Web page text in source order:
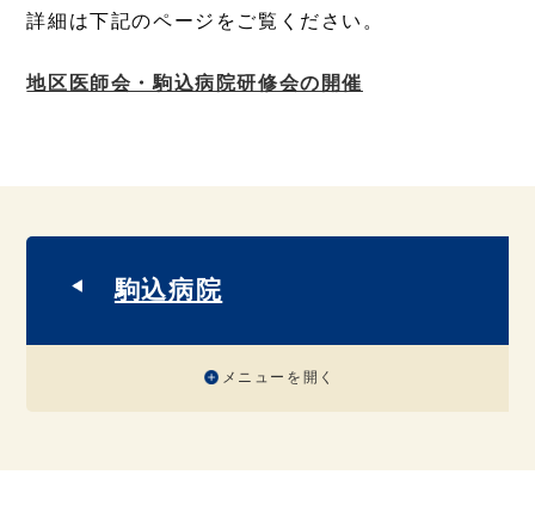
詳細は下記のページをご覧ください。
地区医師会・駒込病院研修会の開催
駒込病院
メニューを開く